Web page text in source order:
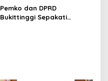
Festival Komite Pemula
Berat 40 Kg dalam
Kejuaraan Karate Jam
Pemko dan DPRD
Bukittinggi Sepakati